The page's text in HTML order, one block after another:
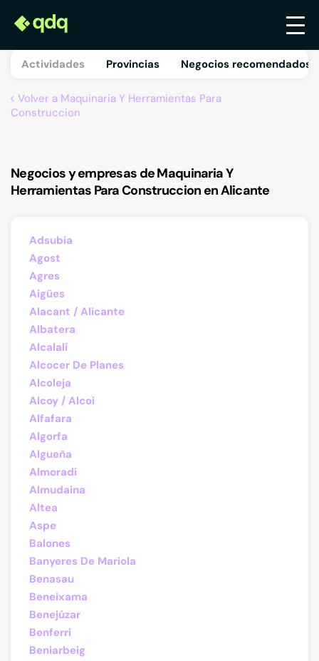
Actividades Provincias Negocios recomendados
Volver a Maquinaria Y Herramientas Para
Construccion
Negocios y empresas de Maquinaria Y
Herramientas Para Construccion en Alicante
Adsubia
Agost
Agres
Aigües
Alacant / Alicante
Albatera
Alcalalí
Alcocer De Planes
Alcoleja
Alcoy / Alcoi
Alfafara
Algorfa
Algueña
Almoradí
Almudaina
Altea
Aspe
Balones
Banyeres De Mariola
Benasau
Beneixama
Benejúzar
Benferri
Beniarbeig